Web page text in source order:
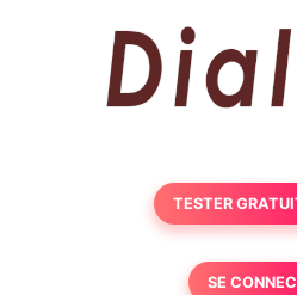
TESTER
SE